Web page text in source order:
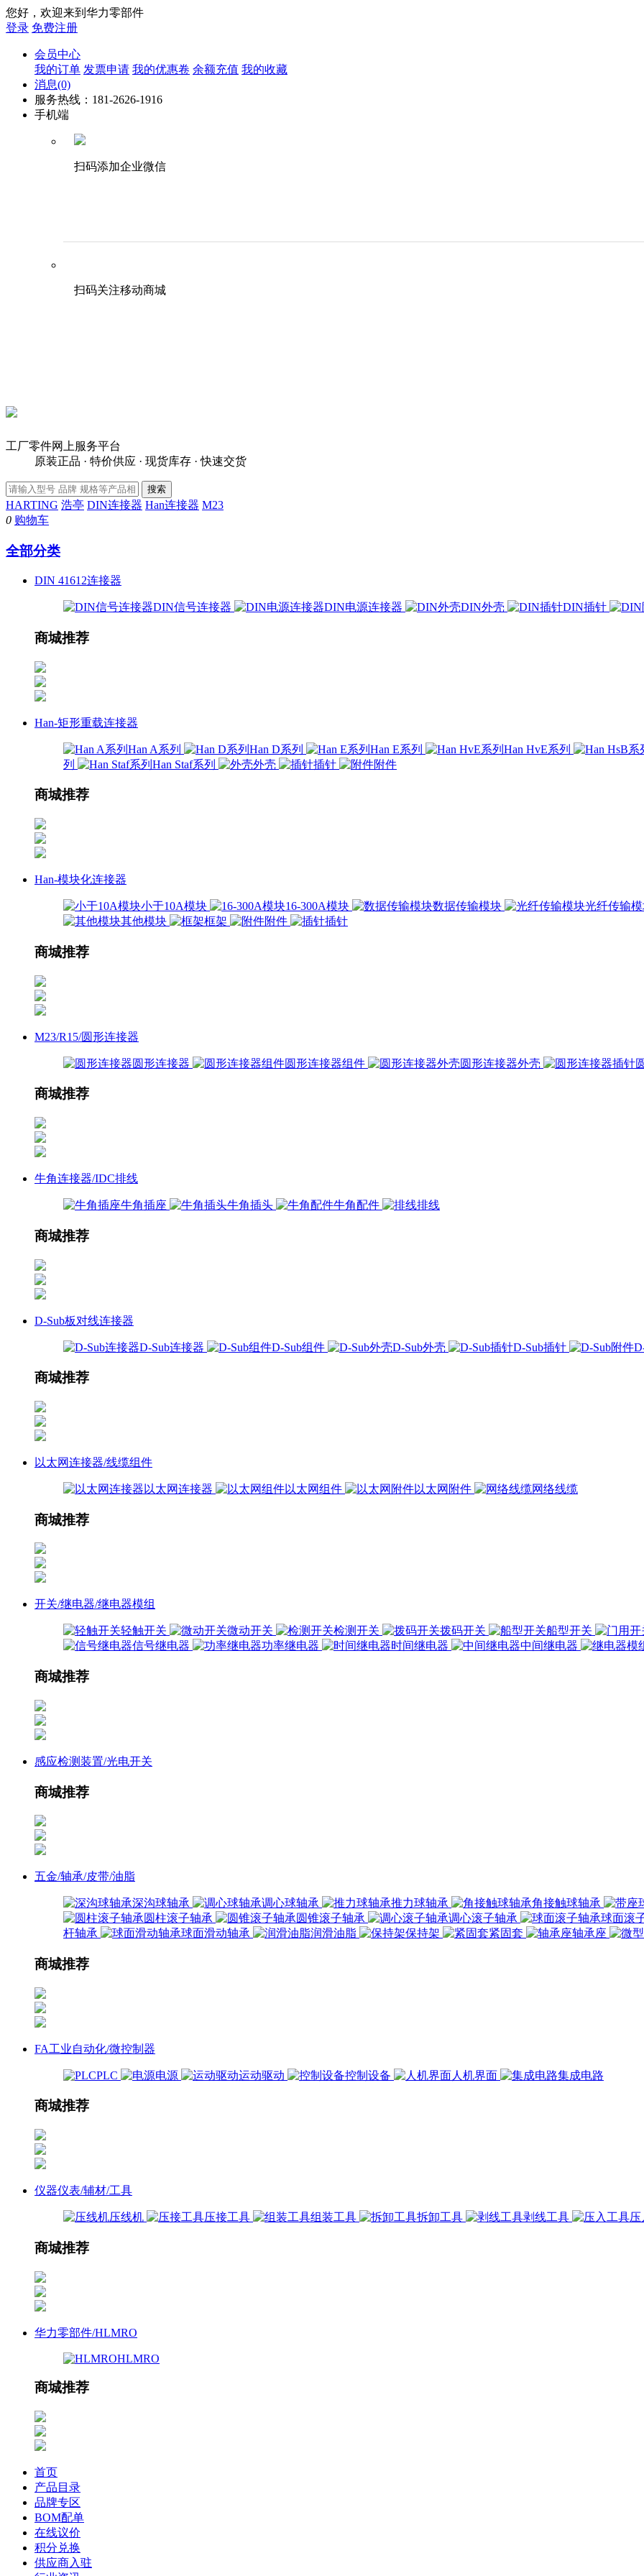
您好，欢迎来到华力零部件
登录 免费注册
会员中心
我的订单 发票申请 我的优惠卷 余额充值 我的收藏
消息(0)
服务热线：181-2626-1916
手机端
扫码添加企业微信
扫码关注移动商城
工厂零件网上服务平台
原装正品 · 特价供应 · 现货库存 · 快速交货
HARTING 浩亭 DIN连接器 Han连接器 M23
0 购物车
全部分类
DIN 41612连接器
DIN信号连接器 DIN电源连接器 DIN外壳 DIN插针
商城推荐
Han-矩形重载连接器
Han A系列 Han D系列 Han E系列 Han HvE系列
列
Han Staf系列 外壳 插针 附件
商城推荐
Han-模块化连接器
小于10A模块 16-300A模块 数据传输模块 光纤传输
其他模块
框架 附件 插针
商城推荐
M23/R15/圆形连接器
圆形连接器 圆形连接器组件 圆形连接器外壳
商城推荐
牛角连接器/IDC排线
牛角插座 牛角插头 牛角配件 排线
商城推荐
D-Sub板对线连接器
D-Sub连接器 D-Sub组件 D-Sub外壳 D-Sub插针
商城推荐
以太网连接器/线缆组件
以太网连接器 以太网组件 以太网附件 网络线缆
商城推荐
开关/继电器/继电器模组
轻触开关 微动开关 检测开关 拨码开关 船型开关
信号继电器
功率继电器 时间继电器 中间继电器
商城推荐
感应检测装置/光电开关
商城推荐
五金/轴承/皮带/油脂
深沟球轴承 调心球轴承 推力球轴承 角接触球轴承
圆柱滚子轴承
圆锥滚子轴承 调心滚子轴承 球面滚
杆轴承
球面滑动轴承 润滑油脂 保持架 紧固套 轴承座
商城推荐
FA工业自动化/微控制器
PLC 电源 运动驱动 控制设备 人机界面 集成电路
商城推荐
仪器仪表/辅材/工具
压线机 压接工具 组装工具 拆卸工具 剥线工具 压
商城推荐
华力零部件/HLMRO
HLMRO
商城推荐
首页
产品目录
品牌专区
BOM配单
在线议价
积分兑换
供应商入驻